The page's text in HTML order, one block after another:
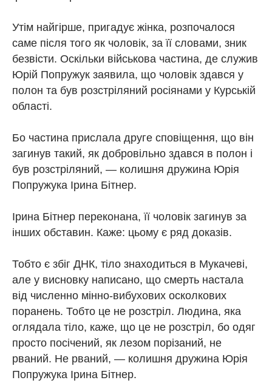
Утім найгірше, пригадує жінка, розпочалося
саме після того як чоловік, за її словами, зник
безвісти. Оскільки військова частина, де служив
Юрій Попружук заявила, що чоловік здався у
полон та був розстріляний росіянами у Курській
області.
Бо частина прислала друге сповіщення, що він
загинув такий, як добровільно здався в полон і
був розстріляний, — колишня дружина Юрія
Попружука Ірина Бітнер.
Ірина Бітнер переконана, її чоловік загинув за
інших обставин. Каже: цьому є ряд доказів.
Тобто є збіг ДНК, тіло знаходиться в Мукачеві,
але у висновку написано, що смерть настала
від численно мінно-вибухових осколкових
поранень. Тобто це не розстріл. Людина, яка
оглядала тіло, каже, що це не розстріл, бо одяг
просто посічений, як лезом порізаний, не
рваний. Не рваний, — колишня дружина Юрія
Попружука Ірина Бітнер.